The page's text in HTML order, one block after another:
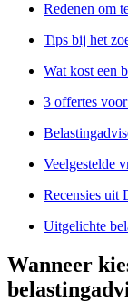
Redenen om
Tips bij het
Wat kost een
3 offertes
Veelgestelde
Recensies uit
Uitgelichte
Wanneer